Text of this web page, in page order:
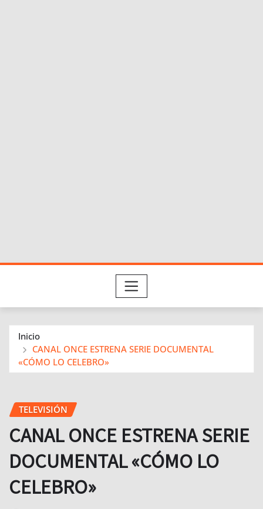
Inicio
CANAL ONCE ESTRENA SERIE DOCUMENTAL
«CÓMO LO CELEBRO»
TELEVISIÓN
CANAL ONCE ESTRENA SERIE
DOCUMENTAL «CÓMO LO
CELEBRO»